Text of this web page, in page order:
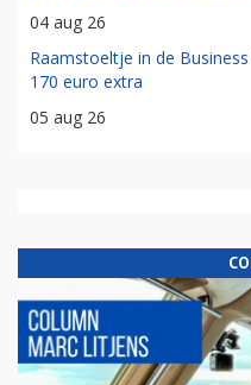
04 aug 26
Raamstoeltje in de
170 euro extra
05 aug 26